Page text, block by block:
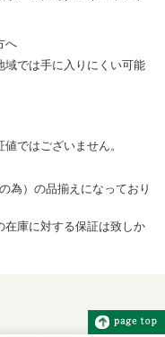
へ
では手に入りにくい可能
ではございません。
為）の品揃えになっており
庫に対する保証は致しか